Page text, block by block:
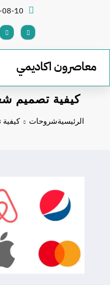
10
معاصرون اكاديمي
كيفية تصميم
الرئيسيةشروحات